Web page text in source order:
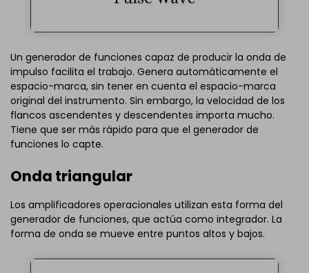
Un generador de funciones capaz de producir la onda de
impulso facilita el trabajo. Genera automáticamente el
espacio-marca, sin tener en cuenta el espacio-marca
original del instrumento. Sin embargo, la velocidad de los
flancos ascendentes y descendentes importa mucho.
Tiene que ser más rápido para que el generador de
funciones lo capte.
Onda triangular
Los amplificadores operacionales utilizan esta forma del
generador de funciones, que actúa como integrador. La
forma de onda se mueve entre puntos altos y bajos.